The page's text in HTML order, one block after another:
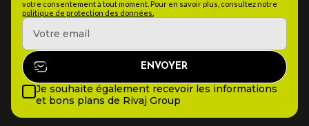
votre consentement à tout moment. Pour en savoir plus, consultez notre
politique de protection des données.
Je souhaite également recevoir les informations
et bons plans de Rivaj Group